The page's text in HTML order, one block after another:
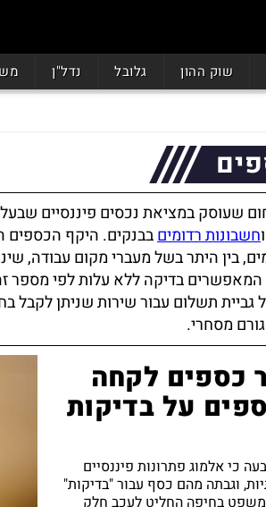
שוק ההון גלובל נדל"ן
שעוסק במציאת נכסים פיננסיים
חשבונות רדומיםבבנקים. היקף הכספים
בין היתר בשל מעברי מקום עבודה,
המאפשרים בדיקה ללא עלות לפי מספר
גביית תשלום עבור שירות שניתן לקבל
מסחרי.
כספים לקחה
על בדיקות
כי אלמוג פתרונות פיננסיים
וגבתה מהם כסף עבור "בדיקות"
בחיפה החליט לעכב חלק